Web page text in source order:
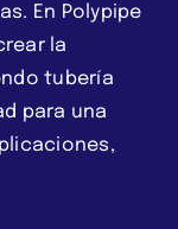
En Polypipe
la
tubería
para una